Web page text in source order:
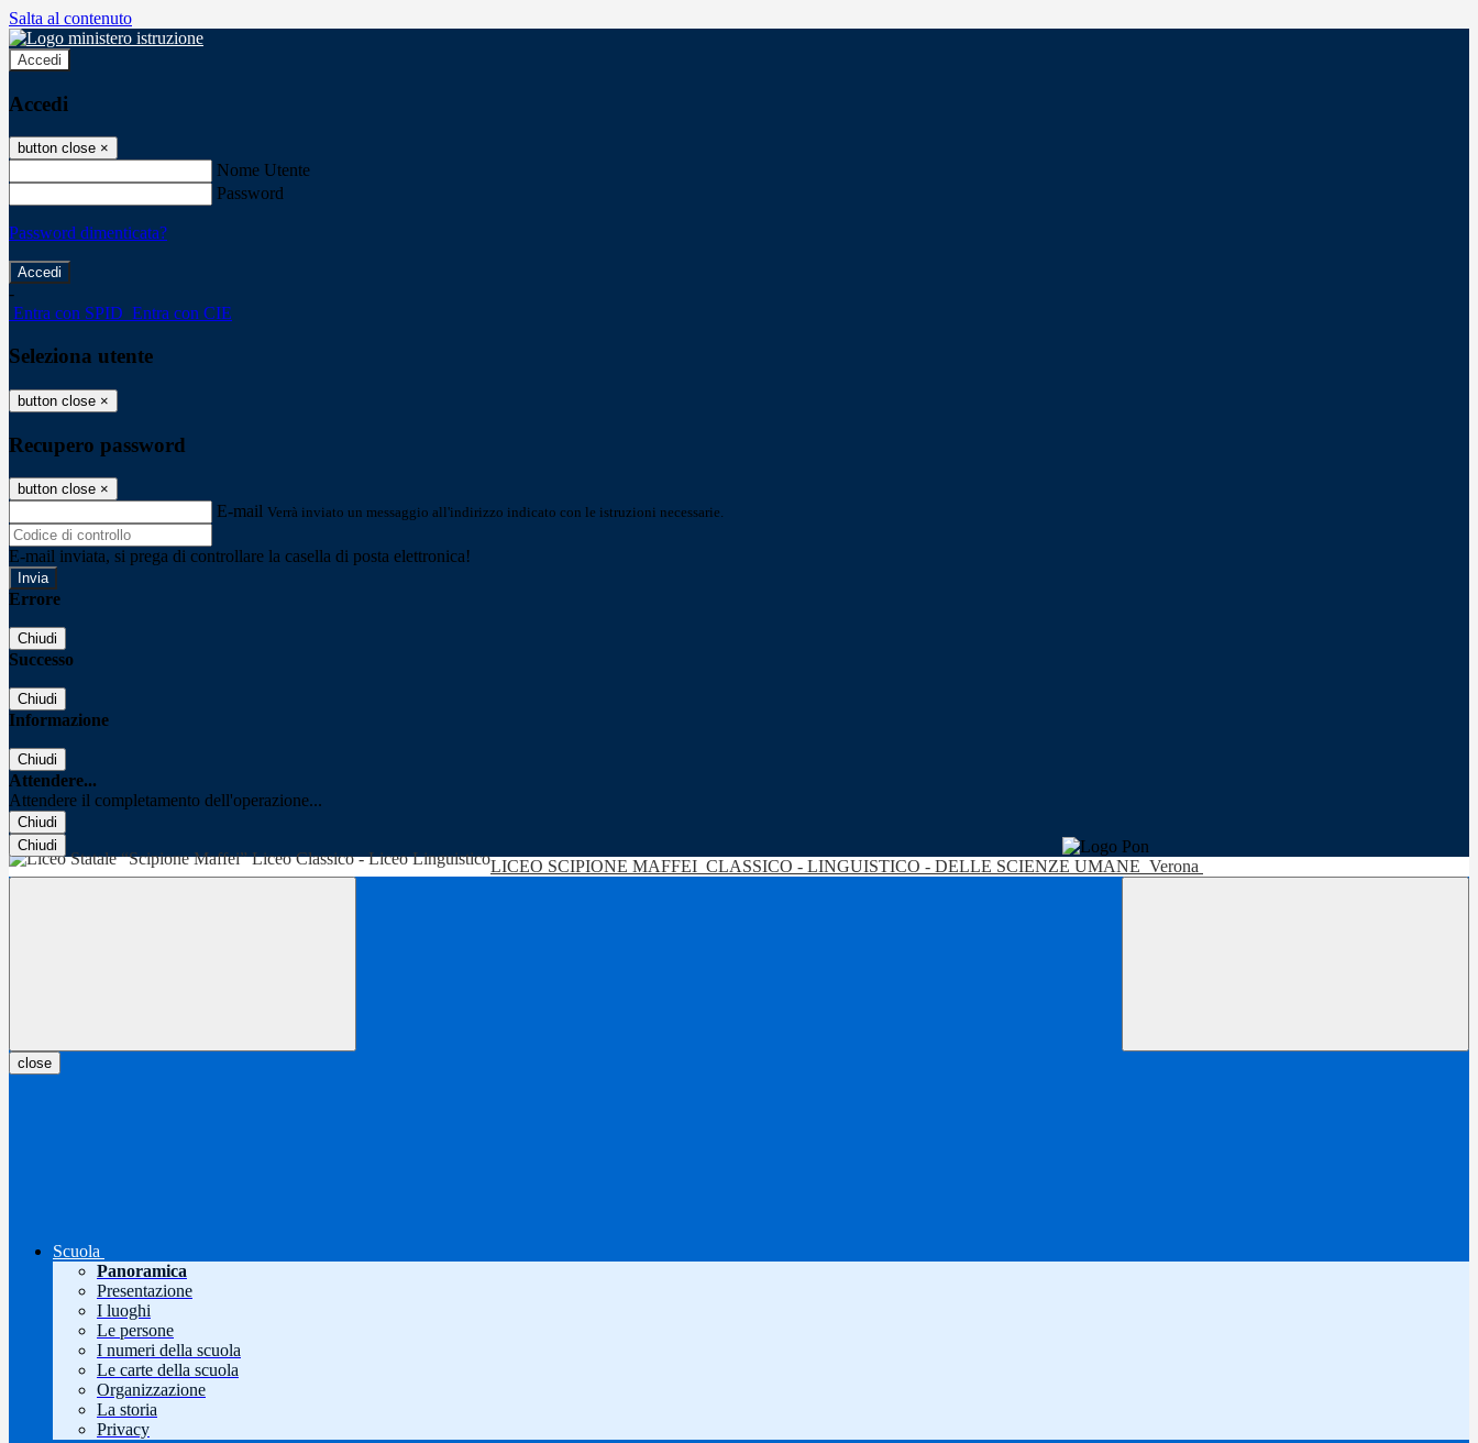
Salta al contenuto
Accedi
Accedi
button close ×
Nome Utente
Password
Password dimenticata?
-
Entra con SPID Entra con CIE
Seleziona utente
button close ×
Recupero password
button close ×
E-mail Verrà inviato un messaggio all'indirizzo indicato con le istruzioni necessarie.
E-mail inviata, si prega di controllare la casella di posta elettronica!
Errore
Chiudi
Successo
Chiudi
Informazione
Chiudi
Attendere...
Attendere il completamento dell'operazione...
Chiudi
Chiudi
LICEO SCIPIONE MAFFEI CLASSICO - LINGUISTICO - DELLE SCIENZE UMANE Verona
close
Scuola
Panoramica
Presentazione
I luoghi
Le persone
I numeri della scuola
Le carte della scuola
Organizzazione
La storia
Privacy